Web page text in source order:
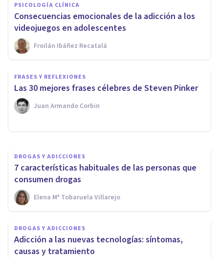
PSICOLOGÍA CLÍNICA
Consecuencias emocionales de la adicción a los
videojuegos en adolescentes
Froilán Ibáñez Recatalá
FRASES Y REFLEXIONES
​Las 30 mejores frases célebres de Steven Pinker
Juan Armando Corbin
Sentimiento de soledad:
causas y cómo evitarlo
DROGAS Y ADICCIONES
7 características habituales de las personas que
consumen drogas
Elena Mª Tobaruela Villarejo
DROGAS Y ADICCIONES
Adicción a las nuevas tecnologías: síntomas,
causas y tratamiento